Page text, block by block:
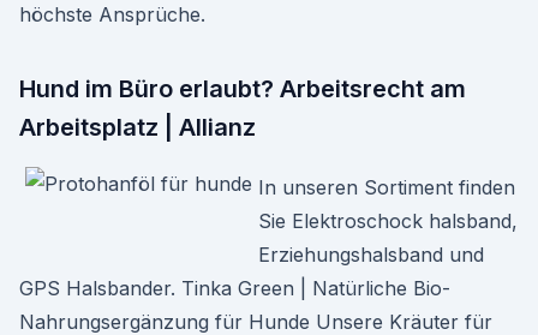
höchste Ansprüche.
Hund im Büro erlaubt? Arbeitsrecht am
Arbeitsplatz | Allianz
In unseren Sortiment finden
Sie Elektroschock halsband,
Erziehungshalsband und
GPS Halsbander. Tinka Green | Natürliche Bio-
Nahrungsergänzung für Hunde Unsere Kräuter für